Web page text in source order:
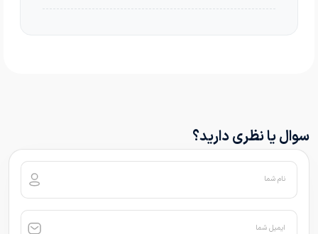
سوال یا نظری دارید؟
نام شما
ایمیل شما